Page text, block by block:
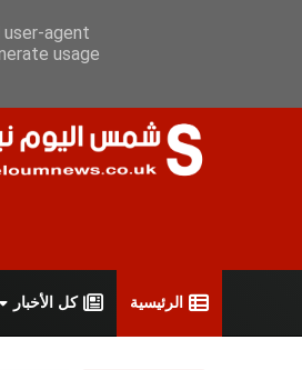
سياسة
الرئيسية كل الأخبار
agent
usage